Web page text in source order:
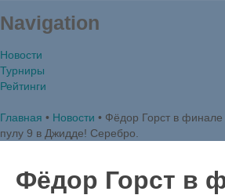
Navigation
Новости
Турниры
Рейтинги
Главная • Новости • Фёдор Горст в
пулу 9 в Джидде! Серебро.
Фёдор Горст в